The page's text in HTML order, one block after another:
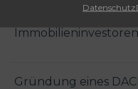
Datenschutz
Integrierte System-
Gründung eines